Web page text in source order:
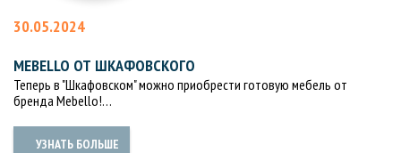
30.05.2024
MEBELLO ОТ ШКАФОВСКОГО
Теперь в "Шкафовском" можно приобрести готовую мебель от
бренда Mebello!…
УЗНАТЬ БОЛЬШЕ